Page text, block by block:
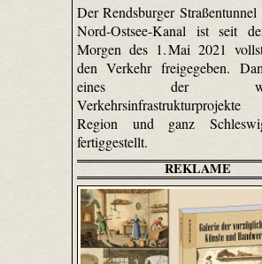
Der Rendsburger
Nord-Ostsee-Kanal ist seit
Morgen des 1. Mai 2021
den Verkehr freigegeben.
eines der
Region und ganz
fertiggestellt.
REKLAME